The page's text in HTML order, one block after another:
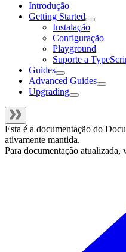
Introdução
Getting Started
Instalação
Configuração
Playground
Suporte a
Guides
Advanced Guides
Upgrading
Esta é a documentação do
ativamente mantida.
Para documentação atualizada,